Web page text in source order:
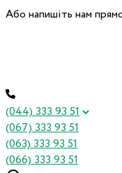
Або напишіть нам
(044) 333 93 51
(067) 333 93 51
(063) 333 93 51
(066) 333 93 51